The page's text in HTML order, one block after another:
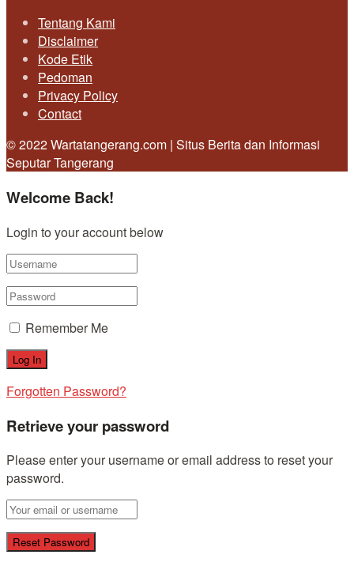
Tentang Kami
Disclaimer
Kode Etik
Pedoman
Privacy Policy
Contact
© 2022 Wartatangerang.com | Situs Berita dan Informasi
Seputar Tangerang
Welcome Back!
Login to your account below
Remember Me
Forgotten Password?
Retrieve your password
Please enter your username or email address to reset your
password.